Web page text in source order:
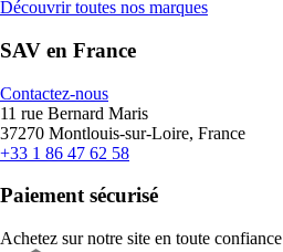
Découvrir toutes nos marques
SAV en France
Contactez-nous
11 rue Bernard Maris
37270 Montlouis-sur-Loire, France
+33 1 86 47 62 58
Paiement sécurisé
Achetez sur notre site en toute confiance